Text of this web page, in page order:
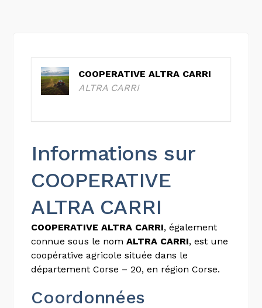
COOPERATIVE ALTRA CARRI
ALTRA CARRI
Informations sur
COOPERATIVE
ALTRA CARRI
COOPERATIVE ALTRA CARRI, également
connue sous le nomALTRA CARRI, est une
coopérative agricole située dans le
département Corse – 20, en région Corse.
Coordonnées